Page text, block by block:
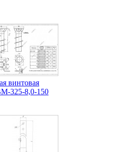
винтовая
325-8,0-150